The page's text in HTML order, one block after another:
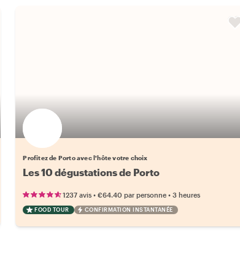
Profitez de Porto avec l'hôte votre choix
Les 10 dégustations de Porto
1237 avis •€64.40 par personne •3 heures
FOOD TOUR CONFIRMATION INSTANTANÉE